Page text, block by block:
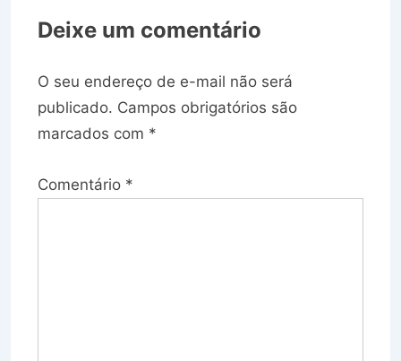
Deixe um comentário
O seu endereço de e-mail não será
publicado. Campos obrigatórios são
marcados com *
Comentário *